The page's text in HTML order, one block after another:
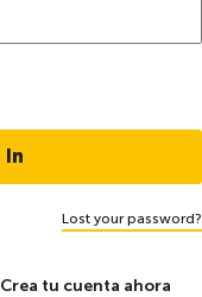
Lost your password?
Crea tu cuenta ahora